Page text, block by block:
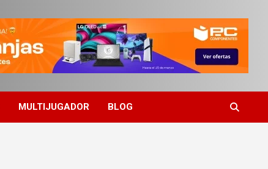
MULTIJUGADOR BLOG